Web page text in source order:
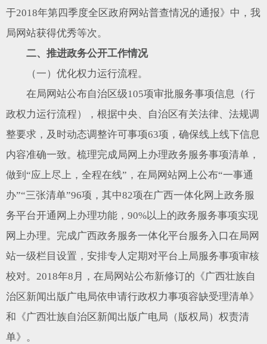
于2018年第四季度全区政府网站普查情况的通报》中，我
局网站获得优秀等次。
二、推进政务公开工作情况
（一）优化权力运行流程。
在局网站公布自治区级105项审批服务事项信息（行
政权力运行流程），根据中央、自治区有关法律、法规调
整要求，及时动态调整许可事项63项，确保线上线下信息
内容准确一致。梳理完成局网上办理政务服务事项清单，
做到“应上尽上，全程在线”，在局网站网上公布“一事通
办”“三张清单”96项，其中82项在广西一体化网上政务服
务平台开通网上办理功能，90%以上的政务服务事项实现
网上办理。完成广西政务服务一体化平台服务入口在局网
站一级栏目设置，安排专人定期对平台上局服务事项审核
校对。2018年8月，在局网站公布新修订的《广西壮族自
治区新闻出版广电局依申请行政权力事项容缺受理清单》
和《广西壮族自治区新闻出版广电局（版权局）权责清
单》。